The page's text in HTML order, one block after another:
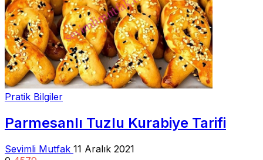
Pratik Bilgiler
Parmesanlı Tuzlu Kurabiye Tarifi
Sevimli Mutfak 11 Aralık 2021